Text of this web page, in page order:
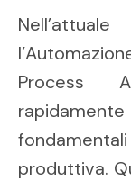
Process
produttiva.